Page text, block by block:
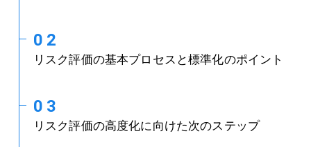
02
リスク評価の基本プロセスと標準化のポイント
03
リスク評価の高度化に向けた次のステップ